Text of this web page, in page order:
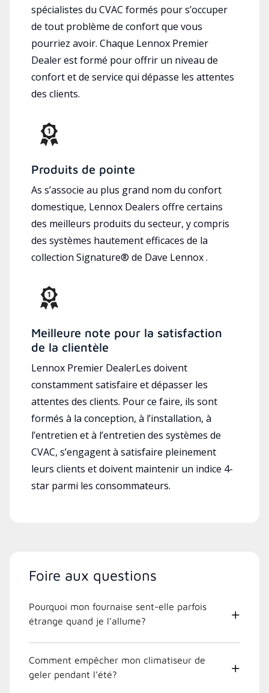
spécialistes du CVAC formés pour s’occuper
de tout problème de confort que vous
pourriez avoir. Chaque Lennox Premier
Dealer est formé pour offrir un niveau de
confort et de service qui dépasse les attentes
des clients.
Produits de pointe
As s’associe au plus grand nom du confort
domestique, Lennox Dealers offre certains
des meilleurs produits du secteur, y compris
des systèmes hautement efficaces de la
collection Signature® de Dave Lennox .
Meilleure note pour la satisfaction
de la clientèle
Lennox Premier DealerLes doivent
constamment satisfaire et dépasser les
attentes des clients. Pour ce faire, ils sont
formés à la conception, à l’installation, à
l’entretien et à l’entretien des systèmes de
CVAC, s’engagent à satisfaire pleinement
leurs clients et doivent maintenir un indice 4-
star parmi les consommateurs.
Foire aux questions
Pourquoi mon fournaise sent-elle parfois
étrange quand je l’allume?
Comment empêcher mon climatiseur de
geler pendant l’été?